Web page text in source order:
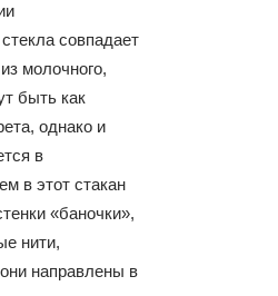
совпадает
молочного,
быть как
однако и
в
в этот стакан
«баночки»,
нити,
направлены в